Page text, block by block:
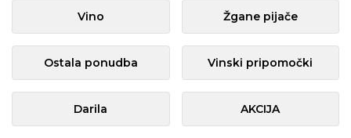
Vino Žgane pijače
Ostala ponudba Vinski pripomočki
Darila AKCIJA